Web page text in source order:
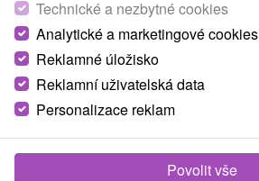
Technické a nezbytné cookies
Analytické a marketingové cookies
Reklamné úložisko
Reklamní uživatelská data
Personalizace reklam
Povolit vše